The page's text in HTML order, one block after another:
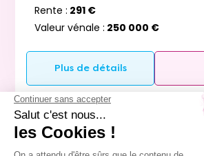
Rente : 291 €
Valeur vénale : 250 000 €
Plus de détails
Exclusivite Vente à terme occupée